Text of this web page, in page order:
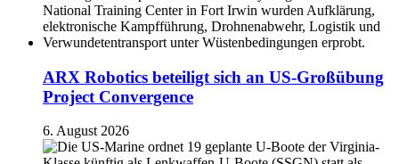
ARX Robotics beteiligt sich an US-Großübung
Project Convergence
6. August 2026